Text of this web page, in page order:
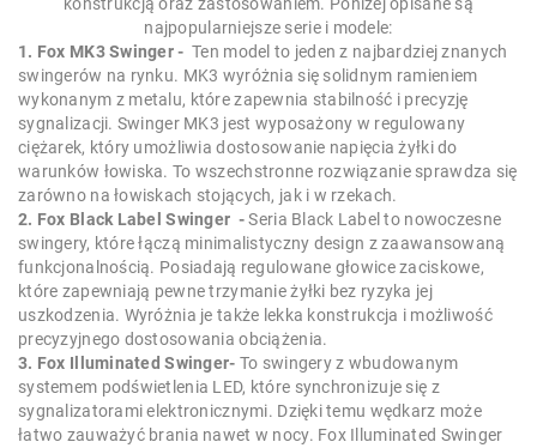
najpopularniejsze serie i modele:
1. Fox MK3 Swinger -Ten model to jeden z najbardziej znanych
swingerów na rynku. MK3 wyróżnia się solidnym ramieniem
wykonanym z metalu, które zapewnia stabilność i precyzję
sygnalizacji. Swinger MK3 jest wyposażony w regulowany
ciężarek, który umożliwia dostosowanie napięcia żyłki do
warunków łowiska. To wszechstronne rozwiązanie sprawdza się
zarówno na łowiskach stojących, jak i w rzekach.
2. Fox Black Label Swinger -Seria Black Label to nowoczesne
swingery, które łączą minimalistyczny design z zaawansowaną
funkcjonalnością. Posiadają regulowane głowice zaciskowe,
które zapewniają pewne trzymanie żyłki bez ryzyka jej
uszkodzenia. Wyróżnia je także lekka konstrukcja i możliwość
precyzyjnego dostosowania obciążenia.
3. Fox Illuminated Swinger- To swingery z wbudowanym
systemem podświetlenia LED, które synchronizuje się z
sygnalizatorami elektronicznymi. Dzięki temu wędkarz może
łatwo zauważyć brania nawet w nocy. Fox Illuminated Swinger